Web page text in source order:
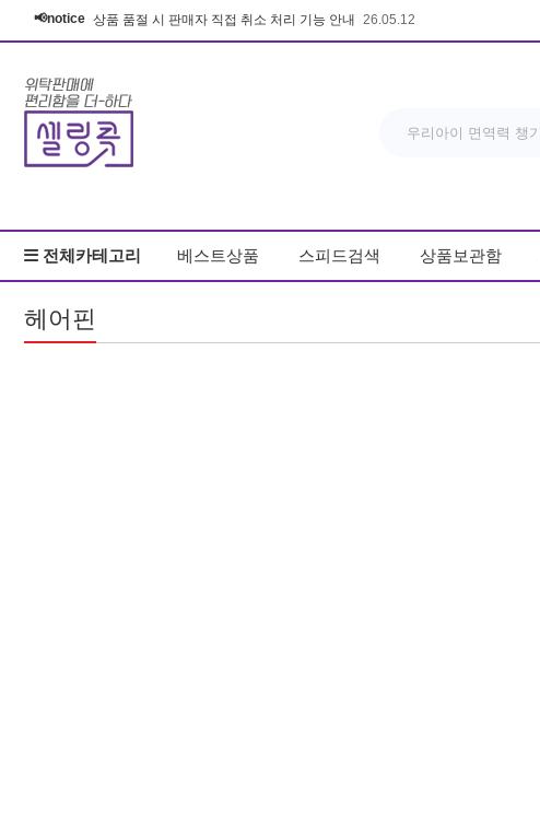
📢notice 상품 품절 시 판매자 직접 취소 처리 기능 안내 26.05.12
전체카테고리 베스트상품 스피드검색 상품보관함
헤어핀